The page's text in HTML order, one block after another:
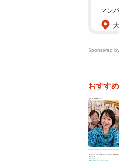
マン
Sponsored by
おすす